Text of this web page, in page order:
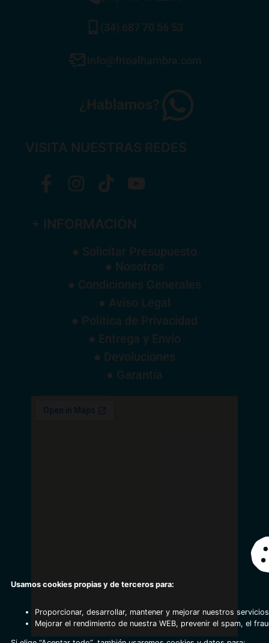
(34) 687 70 56 53
info@frioalhambra.com
¿Hablamos?
VISITA NUESTRAS REDES
+ INFORMACIÓN
● Solicitar Presupuesto
● Nosotros
● Condiciones Generales
● Aviso Legal
● Política de Privacidad
● Entrega y Envío
● Devoluciones
● Garantía
Usamos cookies propias y de terceros para:
Proporcionar, desarrollar, mantener y mejorar nuestros
Mejorar el rendimiento de nuestra WEB, prevenir el spam, el